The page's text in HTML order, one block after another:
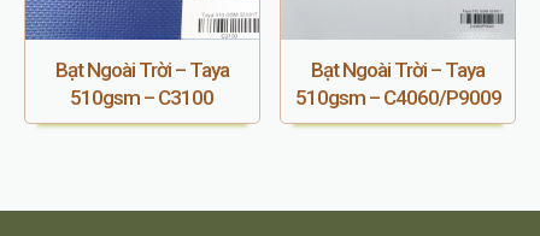
Bạt Ngoài Trời – Taya
510gsm – C3100
Bạt Ngoài Trời – Taya
510gsm – C4060/P9009